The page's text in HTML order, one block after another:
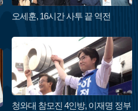
오세훈, 16시간 사투 끝 역전
청와대 참모진 4인방, 이재명 정부